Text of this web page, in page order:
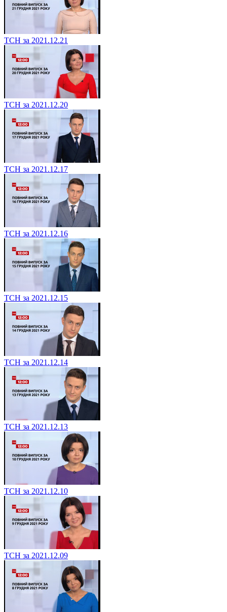
ТСН за 2021.12.21
ТСН за 2021.12.20
ТСН за 2021.12.17
ТСН за 2021.12.16
ТСН за 2021.12.15
ТСН за 2021.12.14
ТСН за 2021.12.13
ТСН за 2021.12.10
ТСН за 2021.12.09